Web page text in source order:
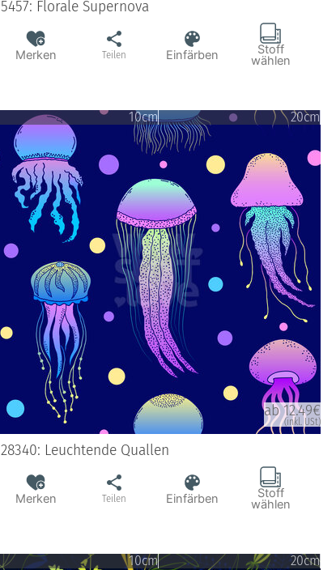
5457: Florale Supernova
Merken Teilen Einfärben Stoff
wählen
10cm 20cm
ab 12.49€
(inkl. USt)
28340: Leuchtende Quallen
Merken Teilen Einfärben Stoff
wählen
10cm 20cm